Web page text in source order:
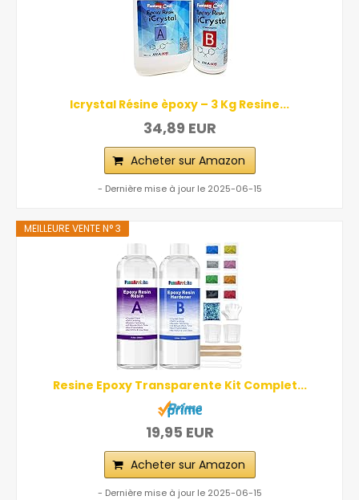
Icrystal Résine èpoxy – 3 Kg Resine...
34,89 EUR
Acheter sur Amazon
- Dernière mise à jour le 2025-06-15
MEILLEURE VENTE N° 3
Resine Epoxy Transparente Kit Complet...
19,95 EUR
Acheter sur Amazon
- Dernière mise à jour le 2025-06-15